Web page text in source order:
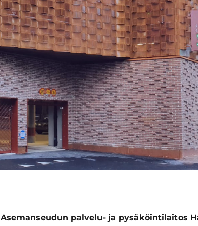
Asemanseudun palvelu- ja pysäköintilaitos